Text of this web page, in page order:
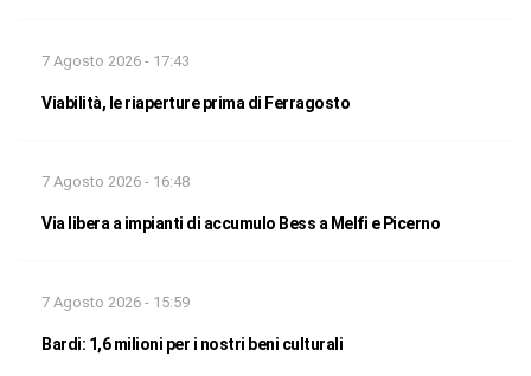
7 Agosto 2026 - 17:43
Viabilità, le riaperture prima di Ferragosto
7 Agosto 2026 - 16:48
Via libera a impianti di accumulo Bess a Melfi e Picerno
7 Agosto 2026 - 15:59
Bardi: 1,6 milioni per i nostri beni culturali